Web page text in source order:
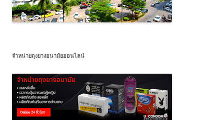
จำหน่ายถุงยางอนามัยออนไลน์